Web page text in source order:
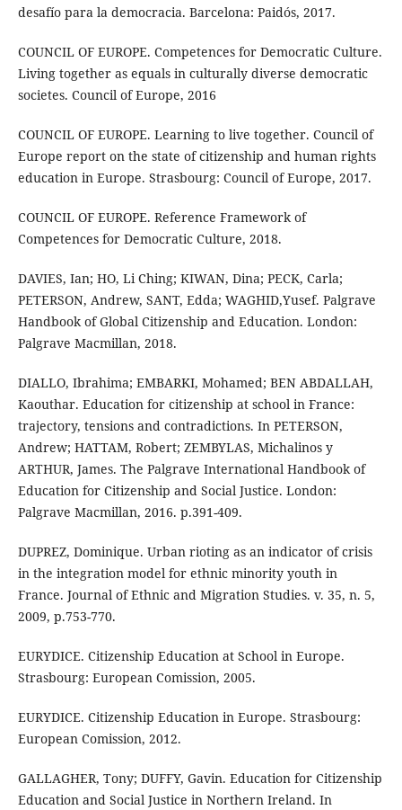
desafío para la democracia. Barcelona: Paidós, 2017.
COUNCIL OF EUROPE. Competences for Democratic Culture.
Living together as equals in culturally diverse democratic
societes. Council of Europe, 2016
COUNCIL OF EUROPE. Learning to live together. Council of
Europe report on the state of citizenship and human rights
education in Europe. Strasbourg: Council of Europe, 2017.
COUNCIL OF EUROPE. Reference Framework of
Competences for Democratic Culture, 2018.
DAVIES, Ian; HO, Li Ching; KIWAN, Dina; PECK, Carla;
PETERSON, Andrew, SANT, Edda; WAGHID,Yusef. Palgrave
Handbook of Global Citizenship and Education. London:
Palgrave Macmillan, 2018.
DIALLO, Ibrahima; EMBARKI, Mohamed; BEN ABDALLAH,
Kaouthar. Education for citizenship at school in France:
trajectory, tensions and contradictions. In PETERSON,
Andrew; HATTAM, Robert; ZEMBYLAS, Michalinos y
ARTHUR, James. The Palgrave International Handbook of
Education for Citizenship and Social Justice. London:
Palgrave Macmillan, 2016. p.391-409.
DUPREZ, Dominique. Urban rioting as an indicator of crisis
in the integration model for ethnic minority youth in
France. Journal of Ethnic and Migration Studies. v. 35, n. 5,
2009, p.753-770.
EURYDICE. Citizenship Education at School in Europe.
Strasbourg: European Comission, 2005.
EURYDICE. Citizenship Education in Europe. Strasbourg:
European Comission, 2012.
GALLAGHER, Tony; DUFFY, Gavin. Education for Citizenship
Education and Social Justice in Northern Ireland. In